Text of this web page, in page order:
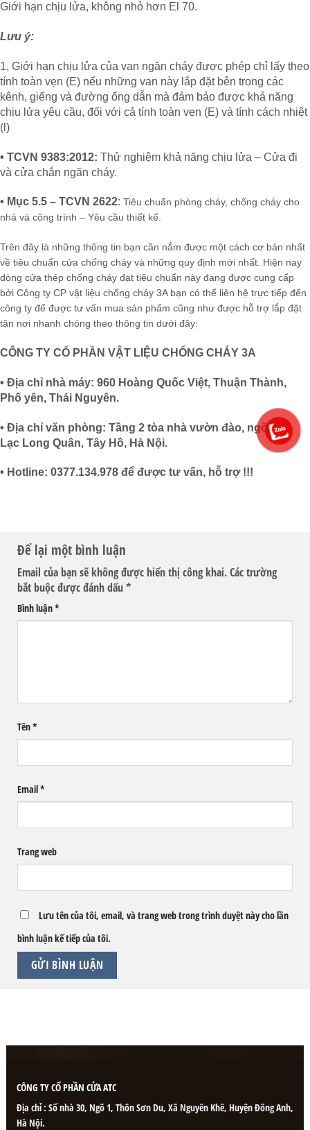
Giới hạn chịu lửa, không nhỏ hơn El 70.
Lưu ý:
1, Giới hạn chịu lửa của van ngăn cháy được phép chỉ lấy theo
tính toàn vẹn (E) nếu những van này lắp đặt bên trong các
kênh, giếng và đường ống dẫn mà đảm bảo được khả năng
chịu lửa yêu cầu, đối với cả tính toàn vẹn (E) và tính cách nhiệt
(l)
• TCVN 9383:2012: Thử nghiệm khả năng chịu lửa – Cửa đi
và cửa chắn ngăn cháy.
• Mục 5.5 – TCVN 2622: Tiêu chuẩn phòng cháy, chống cháy cho
nhà và công trình – Yêu cầu thiết kế.
Trên đây là những thông tin bạn cần nắm được một cách cơ bản nhất
về tiêu chuẩn cửa chống cháy và những quy định mới nhất. Hiện nay
dòng cửa thép chống cháy đạt tiêu chuẩn này đang được cung cấp
bởi Công ty CP vật liệu chống cháy 3A bạn có thể liên hệ trực tiếp đến
công ty để được tư vấn mua sản phẩm cũng như được hỗ trợ lắp đặt
tận nơi nhanh chóng theo thông tin dưới đây:
CÔNG TY CỔ PHẦN VẬT LIỆU CHỐNG CHÁY 3A
• Địa chỉ nhà máy: 960 Hoàng Quốc Việt, Thuận Thành,
Phố yên, Thái Nguyên.
• Địa chỉ văn phòng: Tầng 2 tòa nhà vườn đào, ngõ 689,
Lạc Long Quân, Tây Hồ, Hà Nội.
• Hotline: 0377.134.978 để được tư vấn, hỗ trợ !!!
Để lại một bình luận
Email của bạn sẽ không được hiển thị công khai.Các trường
bắt buộc được đánh dấu*
Bình luận*
Tên*
Email*
Trang web
Lưu tên của tôi, email, và trang web trong trình duyệt này cho lần
bình luận kế tiếp của tôi.
CÔNG TY CỔ PHẦN CỬA ATC
Địa chỉ : Số nhà 30, Ngõ 1, Thôn Sơn Du, Xã Nguyên Khê, Huyện Đông Anh,
Hà Nội.